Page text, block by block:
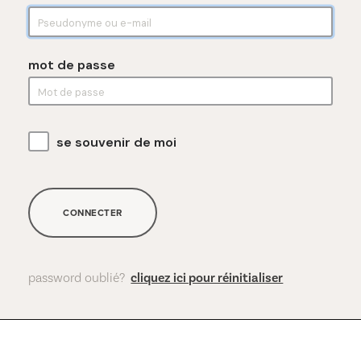
mot de passe
se souvenir de moi
CONNECTER
password oublié? cliquez ici pour réinitialiser